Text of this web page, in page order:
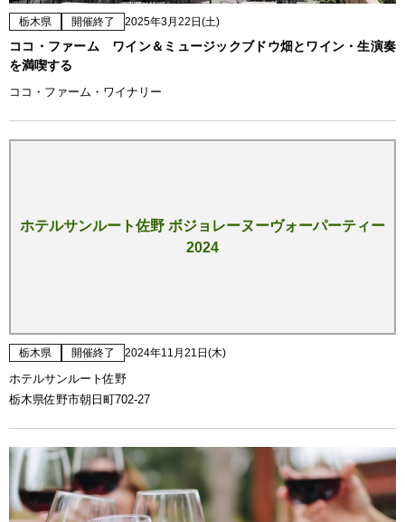
栃木県 開催終了 2025年3月22日(土)
ココ・ファーム ワイン＆ミュージックブドウ畑とワイン・生演奏
を満喫する
ココ・ファーム・ワイナリー
ホテルサンルート佐野 ボジョレーヌーヴォーパーティー
2024
栃木県 開催終了 2024年11月21日(木)
ホテルサンルート佐野
栃木県佐野市朝日町702-27